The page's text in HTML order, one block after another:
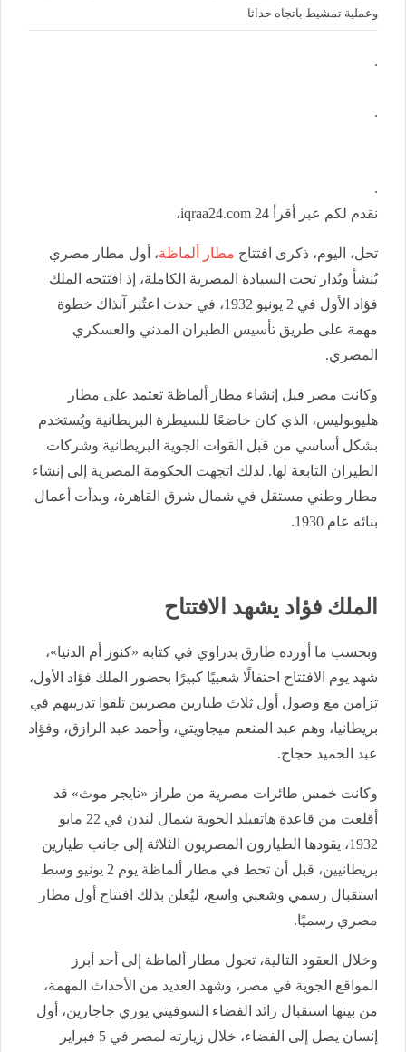
وعملية تمشيط باتجاه حداثا
.
.
.
نقدم لكم عبر أقرأ 24 iqraa24.com،
تحل، اليوم، ذكرى افتتاح مطار ألماظة، أول مطار مصري
يُنشأ ويُدار تحت السيادة المصرية الكاملة، إذ افتتحه الملك
فؤاد الأول في 2 يونيو 1932، في حدث اعتُبر آنذاك خطوة
مهمة على طريق تأسيس الطيران المدني والعسكري
المصري.
وكانت مصر قبل إنشاء مطار ألماظة تعتمد على مطار
هليوبوليس، الذي كان خاضعًا للسيطرة البريطانية ويُستخدم
بشكل أساسي من قبل القوات الجوية البريطانية وشركات
الطيران التابعة لها. لذلك اتجهت الحكومة المصرية إلى إنشاء
مطار وطني مستقل في شمال شرق القاهرة، وبدأت أعمال
بنائه عام 1930.
الملك فؤاد يشهد الافتتاح
وبحسب ما أورده طارق بدراوي في كتابه «كنوز أم الدنيا»،
شهد يوم الافتتاح احتفالًا شعبيًا كبيرًا بحضور الملك فؤاد الأول،
تزامن مع وصول أول ثلاث طيارين مصريين تلقوا تدريبهم في
بريطانيا، وهم عبد المنعم ميجاويتي، وأحمد عبد الرازق، وفؤاد
عبد الحميد حجاج.
وكانت خمس طائرات مصرية من طراز «تايجر موث» قد
أقلعت من قاعدة هاتفيلد الجوية شمال لندن في 22 مايو
1932، يقودها الطيارون المصريون الثلاثة إلى جانب طيارين
بريطانيين، قبل أن تحط في مطار ألماظة يوم 2 يونيو وسط
استقبال رسمي وشعبي واسع، ليُعلن بذلك افتتاح أول مطار
مصري رسميًا.
وخلال العقود التالية، تحول مطار ألماظة إلى أحد أبرز
المواقع الجوية في مصر، وشهد العديد من الأحداث المهمة،
من بينها استقبال رائد الفضاء السوفيتي يوري جاجارين، أول
إنسان يصل إلى الفضاء، خلال زيارته لمصر في 5 فبراير